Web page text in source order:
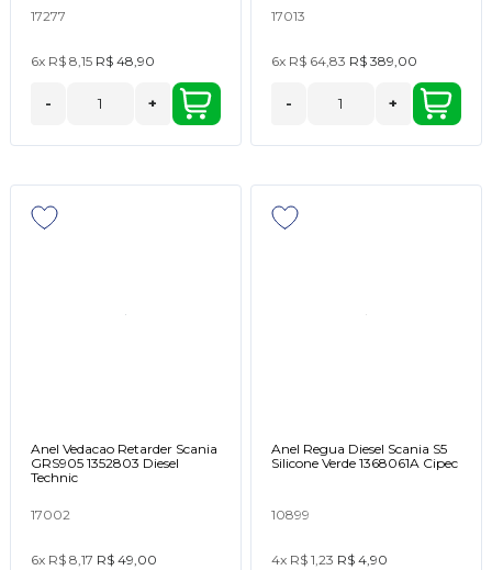
17277
6x R$ 8,15 R$ 48,90
- +
17013
6x R$ 64,83 R$ 389,00
- +
Anel Vedacao Retarder Scania
GRS905 1352803 Diesel
Technic
17002
6x R$ 8,17 R$ 49,00
Anel Regua Diesel Scania S5
Silicone Verde 1368061A Cipec
10899
4x R$ 1,23 R$ 4,90